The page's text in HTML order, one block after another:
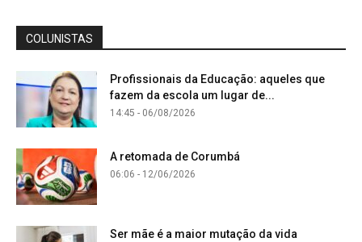
COLUNISTAS
Profissionais da Educação: aqueles que
fazem da escola um lugar de...
14:45 - 06/08/2026
A retomada de Corumbá
06:06 - 12/06/2026
Ser mãe é a maior mutação da vida